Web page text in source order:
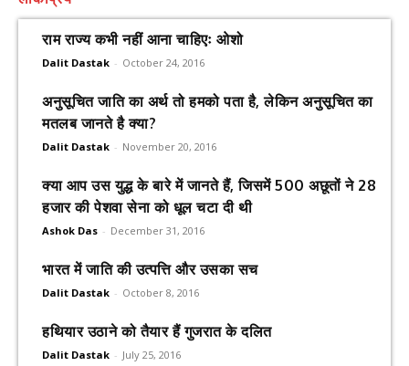
राम राज्य कभी नहीं आना चाहिएः ओशो
Dalit Dastak - October 24, 2016
अनुसूचित जाति का अर्थ तो हमको पता है, लेकिन अनुसूचित का
मतलब जानते है क्या?
Dalit Dastak - November 20, 2016
क्या आप उस युद्ध के बारे में जानते हैं, जिसमें 500 अछूतों ने 28
हजार की पेशवा सेना को धूल चटा दी थी
Ashok Das - December 31, 2016
भारत में जाति की उत्पत्ति और उसका सच
Dalit Dastak - October 8, 2016
हथियार उठाने को तैयार हैं गुजरात के दलित
Dalit Dastak - July 25, 2016